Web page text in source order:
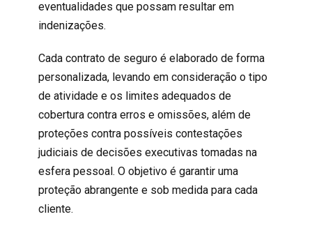
eventualidades que possam resultar em
indenizações.
Cada contrato de seguro é elaborado de forma
personalizada, levando em consideração o tipo
de atividade e os limites adequados de
cobertura contra erros e omissões, além de
proteções contra possíveis contestações
judiciais de decisões executivas tomadas na
esfera pessoal. O objetivo é garantir uma
proteção abrangente e sob medida para cada
cliente.